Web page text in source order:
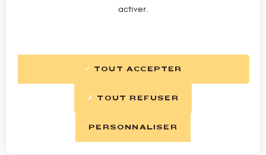
activer.
TOUT ACCEPTER
TOUT REFUSER
PERSONNALISER